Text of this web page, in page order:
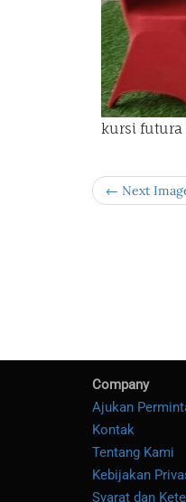
kursi futura
← Next
Company
Ajukan
Kontak
Tentang Kami
Kebijakan
Syarat dan